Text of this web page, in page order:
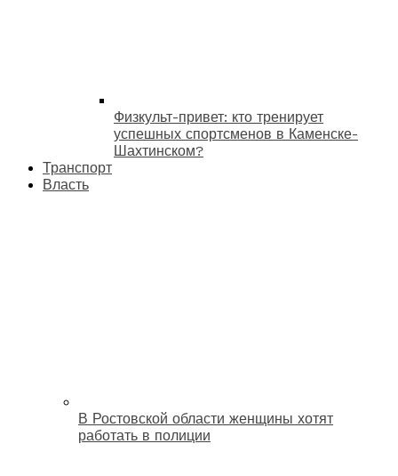
Физкульт-привет: кто тренирует
успешных спортсменов в Каменске-
Шахтинском?
Транспорт
Власть
В Ростовской области женщины хотят
работать в полиции